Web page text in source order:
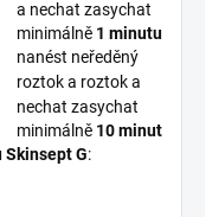
a nechat zasychat
minimálně 1 minutu
nanést neředěný
roztok a roztok a
nechat zasychat
minimálně 10 minut
Skinsept G: